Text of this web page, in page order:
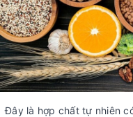
Đây là hợp chất tự nhiên